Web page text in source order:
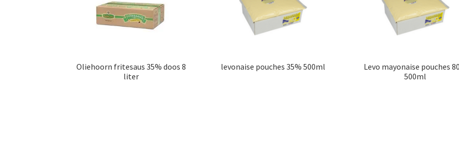
Oliehoorn fritesaus 35% doos 8
liter
levonaise pouches 35% 500ml
Levo mayonaise pouches
500ml